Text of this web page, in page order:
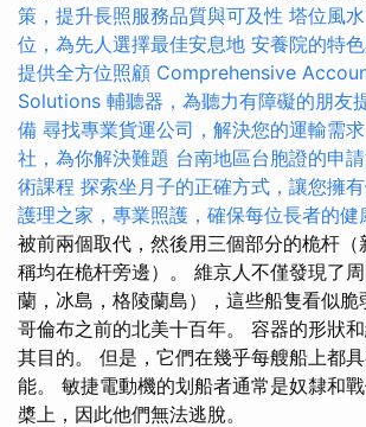
策，提升長照服務品質與可及性 塔位風
位，為先人選擇最佳安息地 安養院的特
提供全方位照顧 Comprehensive
Solutions 輔聽器，為聽力有障礙的朋友
備 尋找專業貨運公司，解決您的運輸需求
社，為你解決難題 台南地區台胞證的申
術課程 探索坐月子的正確方式，讓您擁
護理之家，專業照護，確保每位長者的健
被前兩個取代，然後用三個部分的桅杆（
稱均在桅杆旁邊）。 維京人不僅發現了
蘭，冰島，格陵蘭島），這些船隻看似脆
哥倫布之前的北美十百年。 容器的形狀
其目的。 但是，它們在幾乎每艘船上都
能。 敏捷電動機的划船者通常是奴隸和
槳上，因此他們無法逃脫。